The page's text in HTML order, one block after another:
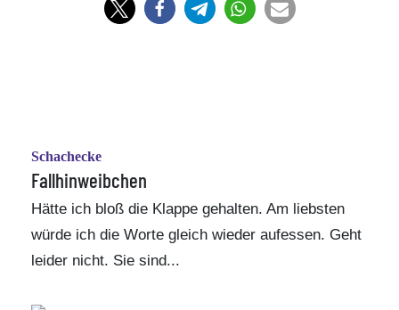
Schachecke
Fallhinweibchen
Hätte ich bloß die Klappe gehalten. Am liebsten
würde ich die Worte gleich wieder aufessen. Geht
leider nicht. Sie sind...